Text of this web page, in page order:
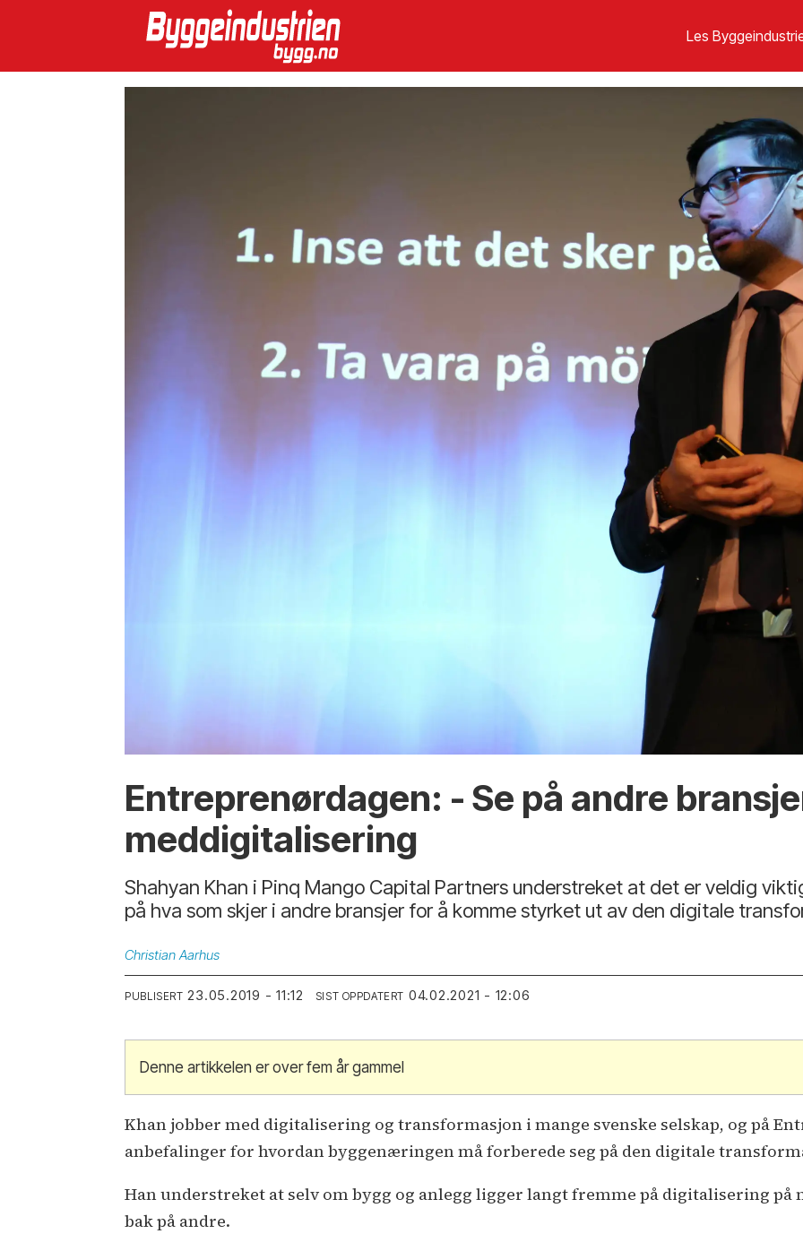
Les
Entreprenørdagen: - Se på andre
meddigitalisering
Shahyan Khan i Pinq Mango Capital Partners understreket at det er veldig
på hva som skjer i andre bransjer for å komme styrket ut av den digitale
Christian Aarhus
PUBLISERT 23.05.2019 - 11:12 SIST OPPDATERT 04.02.2021 - 12:06
Denne artikkelen er over fem år gammel
Khan jobber med digitalisering og transformasjon i mange svenske selskap, og på
anbefalinger for hvordan byggenæringen må forberede seg på den digitale
Han understreket at selv om bygg og anlegg ligger langt fremme på digitalisering på
bak på andre.